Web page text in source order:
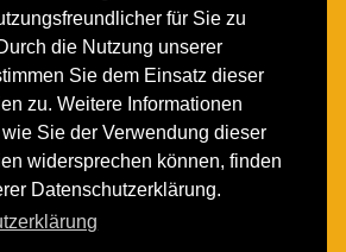
für Sie zu
die Nutzung unserer
Sie dem Einsatz dieser
zu. Weitere Informationen
Sie der Verwendung dieser
widersprechen können, finden
Datenschutzerklärung.